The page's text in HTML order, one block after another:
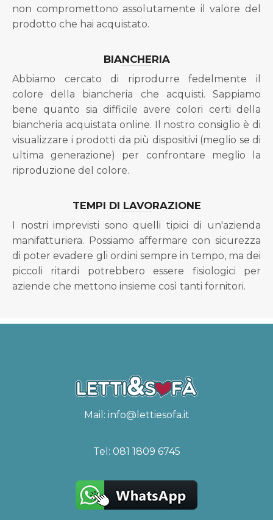
non compromettono assolutamente il valore del
prodotto che hai acquistato.
BIANCHERIA
Abbiamo cercato di riprodurre fedelmente il
colore della biancheria che acquisti. Sappiamo
bene quanto sia difficile avere colori certi della
biancheria acquistata online. Il nostro consiglio è di
visualizzare i prodotti da più dispositivi (meglio se di
ultima generazione) per confrontare meglio la
riproduzione del colore.
TEMPI DI LAVORAZIONE
I nostri imprevisti sono quelli tipici di un'azienda
manifatturiera. Possiamo affermare con sicurezza
di poter evadere gli ordini sempre in tempo, ma dei
piccoli ritardi potrebbero essere fisiologici per
aziende che mettono insieme così tanti fornitori.
Mail: info@lettiesofa.it
Tel: 081 1809 6745